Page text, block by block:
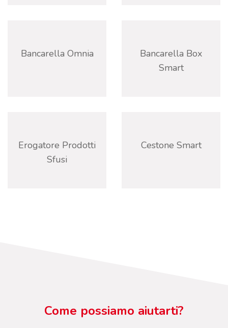
Bancarella Omnia
Bancarella Box
Smart
Erogatore Prodotti
Sfusi
Cestone Smart
Come possiamo aiutarti?